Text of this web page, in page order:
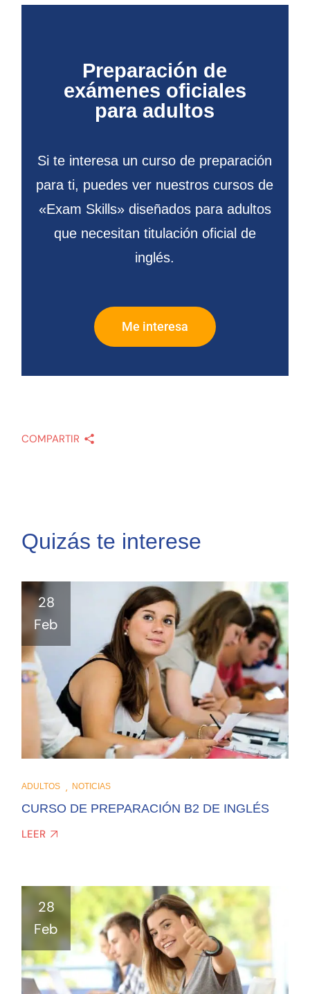
Preparación de
exámenes oficiales
para adultos
Si te interesa un curso de preparación
para ti, puedes ver nuestros cursos de
«Exam Skills» diseñados para adultos
que necesitan titulación oficial de
inglés.
Me interesa
COMPARTIR
Quizás te interese
28
Feb
ADULTOS NOTICIAS
CURSO DE PREPARACIÓN B2 DE INGLÉS
LEER
28
Feb